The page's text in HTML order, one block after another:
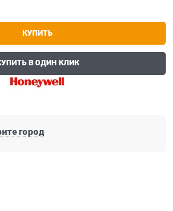
КУПИТЬ
В ОДИН КЛИК
город